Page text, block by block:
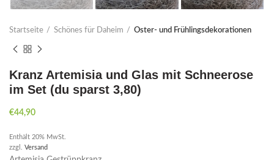
Startseite Schönes für Daheim Oster- und Frühlingsdekorationen
Kranz Artemisia und Glas mit Schneerose
im Set (du sparst 3,80)
€44,90
Enthält 20% MwSt.
zzgl. Versand